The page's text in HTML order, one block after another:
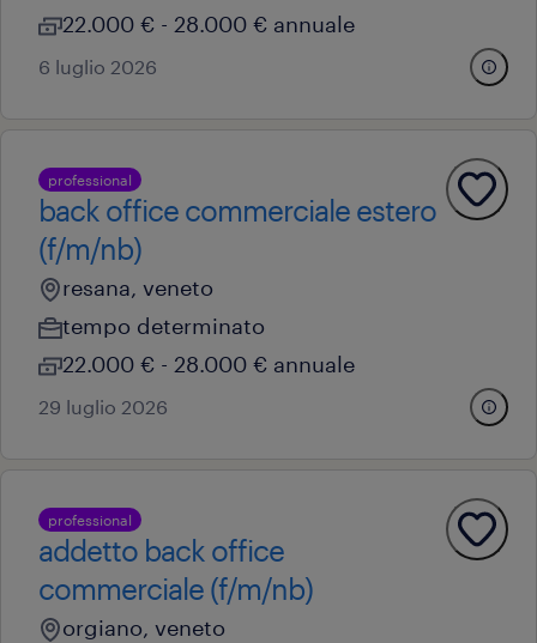
22.000 € - 28.000 € annuale
6 luglio 2026
professional
back office commerciale estero
(f/m/nb)
resana, veneto
tempo determinato
22.000 € - 28.000 € annuale
29 luglio 2026
professional
addetto back office
commerciale (f/m/nb)
orgiano, veneto